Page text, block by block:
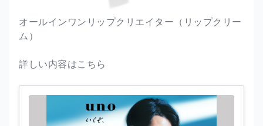
オールインワンリップクリエイター（リップクリー
ム）
詳しい内容はこちら